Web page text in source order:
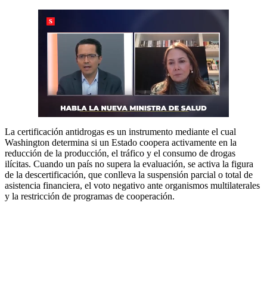
La certificación antidrogas es un instrumento mediante el cual
Washington determina si un Estado coopera activamente en la
reducción de la producción, el tráfico y el consumo de drogas
ilícitas. Cuando un país no supera la evaluación, se activa la figura
de la descertificación, que conlleva la suspensión parcial o total de
asistencia financiera, el voto negativo ante organismos multilaterales
y la restricción de programas de cooperación.